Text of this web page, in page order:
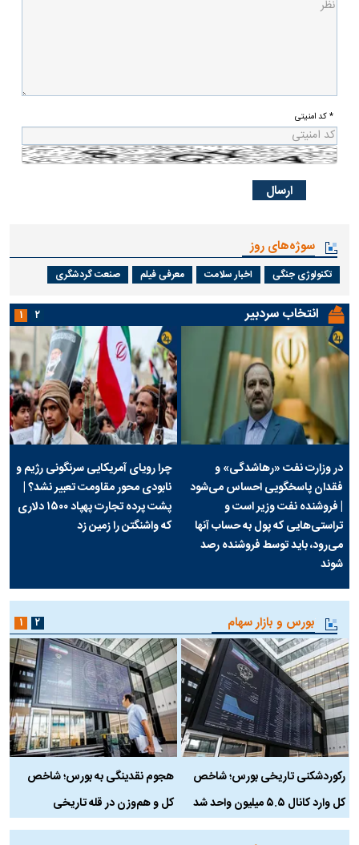
* کد امنیتی
سوژه‌های روز
تکنولوژی جنگی اخبار سلامت معرفی فیلم صنعت گردشگری
انتخاب سردبیر
در وزارت نفت «رهاشدگی» و
فقدان پاسخگویی احساس می‌شود
| فروشنده نفت وزیر است و
تراستی‌هایی که پول به حساب آنها
می‌رود، باید توسط فروشنده رصد
شوند
چرا رویای آمریکایی سرنگونی رژیم و
نابودی محور مقاومت تعبیر نشد؟ |
پشت پرده تجارت پهپاد‌ ۱۵۰۰ دلاری
که واشنگتن را زمین زد
۱ ۲
بورس و بازار سهام
رکوردشکنی تاریخی بورس؛ شاخص
کل وارد کانال ۵.۵ میلیون واحد شد
هجوم نقدینگی به بورس؛ شاخص
کل و هم‌وزن در قله تاریخی
۱ ۲